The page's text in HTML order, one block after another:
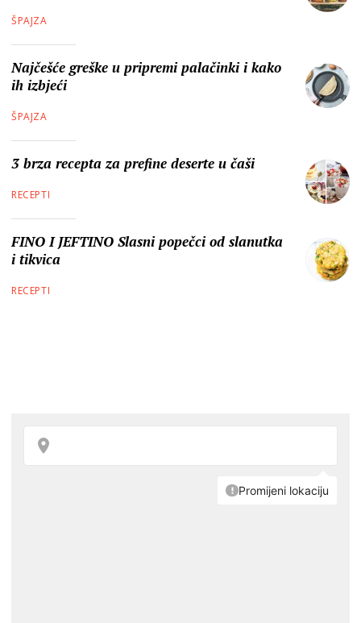
ŠPAJZA
Najčešće greške u pripremi palačinki i kako
ih izbjeći
ŠPAJZA
3 brza recepta za prefine deserte u čaši
RECEPTI
FINO I JEFTINO Slasni popečci od slanutka
i tikvica
RECEPTI